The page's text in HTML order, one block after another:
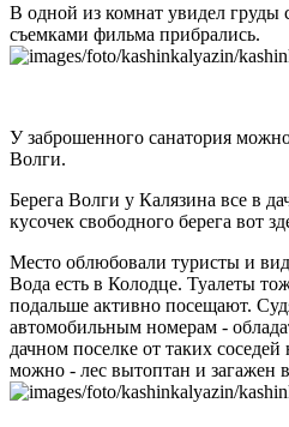
В одной из комнат увидел груды
съемками фильма прибрались.
У заброшенного санатория
Волги.
Берега Волги у Калязина все в
кусочек свободного берега вот
Место облюбовали туристы и
Вода есть в Колодце. Туалеты
подальше активно посещают.
автомобильным номерам -
дачном поселке от таких
можно - лес вытоптан и загажен